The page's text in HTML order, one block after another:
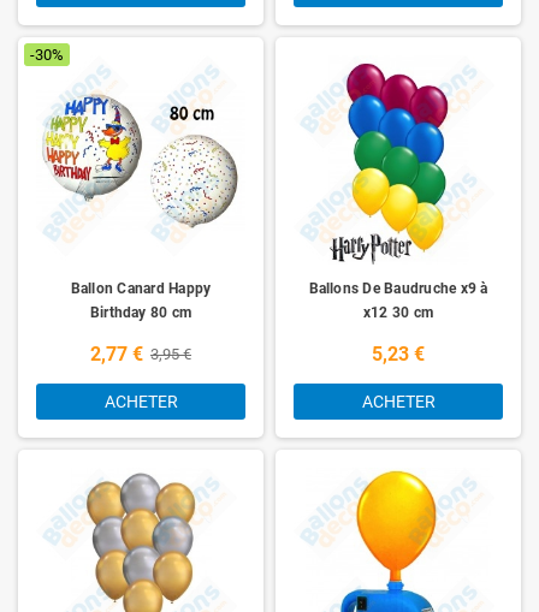
-30%
Ballon Canard Happy
Birthday 80 cm
2,77 € 3,95 €
ACHETER
Ballons De Baudruche x9 à
x12 30 cm
5,23 €
ACHETER